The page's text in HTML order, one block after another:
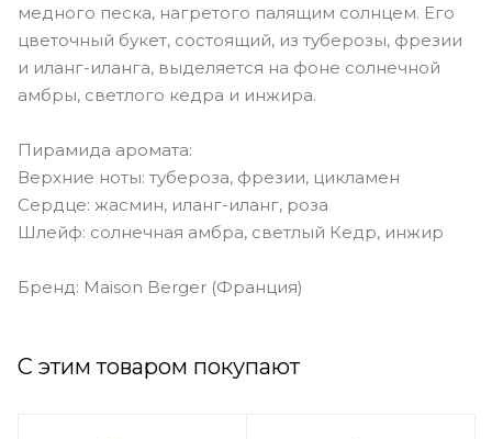
медного песка, нагретого палящим солнцем. Его
цветочный букет, состоящий, из туберозы, фрезии
и иланг-иланга, выделяется на фоне солнечной
амбры, светлого кедра и инжира.
Пирамида аромата:
Верхние ноты: тубероза, фрезии, цикламен
Сердце: жасмин, иланг-иланг, роза
Шлейф: солнечная амбра, светлый Кедр, инжир
Бренд: Maison Berger (Франция)
С этим товаром покупают